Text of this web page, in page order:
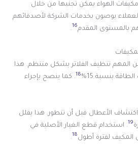
الهواء يمكن تجنبها من خلال
العملاء يوصون بخدمات الشركة لأصدقائهم
بالمستوى المقدم16
.
المهم تنظيف الفلاتر بشكل منتظم. هذا
بنسبة 15%
18. كما ينصح بإجراء
الأعطال قبل أن تتطور. هذا يقلل
19. استخدام قطع الغيار الأصلية في
لفترة أطول18
.